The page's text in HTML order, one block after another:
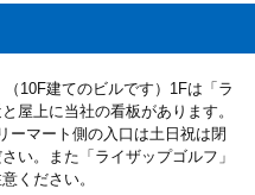
10F建てのビルです）1Fは「ラ
屋上に当社の看板があります。
ーマート側の入口は土日祝は閉
い。また「ライザップゴルフ」
ください。